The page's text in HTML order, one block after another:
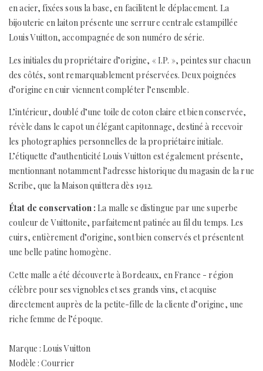
en acier, fixées sous la base, en facilitent le déplacement. La
bijouterie en laiton présente une serrure centrale estampillée
Louis Vuitton, accompagnée de son numéro de série.
Les initiales du propriétaire d’origine, « I.P. », peintes sur chacun
des côtés, sont remarquablement préservées. Deux poignées
d’origine en cuir viennent compléter l’ensemble.
L’intérieur, doublé d’une toile de coton claire et bien conservée,
révèle dans le capot un élégant capitonnage, destiné à recevoir
les photographies personnelles de la propriétaire initiale.
L’étiquette d’authenticité Louis Vuitton est également présente,
mentionnant notamment l’adresse historique du magasin de la rue
Scribe, que la Maison quittera dès 1912.
État de conservation : La malle se distingue par une superbe
couleur de Vuittonite, parfaitement patinée au fil du temps. Les
cuirs, entièrement d’origine, sont bien conservés et présentent
une belle patine homogène.
Cette malle a été découverte à Bordeaux, en France - région
célèbre pour ses vignobles et ses grands vins, et acquise
directement auprès de la petite-fille de la cliente d’origine, une
riche femme de l’époque.
Marque : Louis Vuitton
Modèle : Courrier